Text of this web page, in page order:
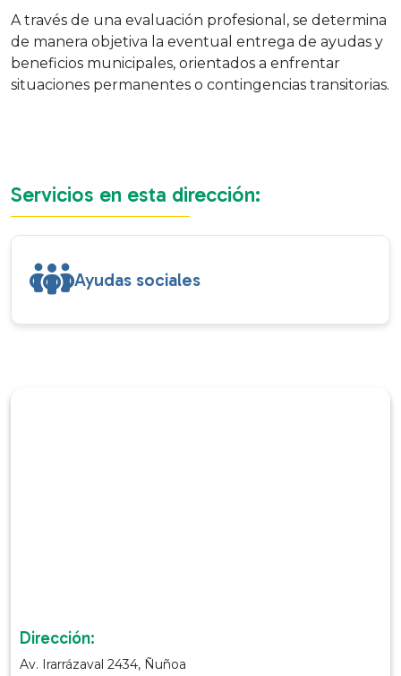
A través de una evaluación profesional, se determina
de manera objetiva la eventual entrega de ayudas y
beneficios municipales, orientados a enfrentar
situaciones permanentes o contingencias transitorias.
Dirección:
Av. Irarrázaval 2434, Ñuñoa
Servicios en esta dirección:
Ayudas sociales